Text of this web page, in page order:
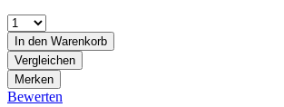
In den Warenkorb
Vergleichen
Merken
Bewerten